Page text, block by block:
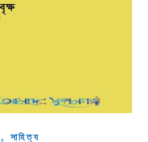
, সাহিত্য